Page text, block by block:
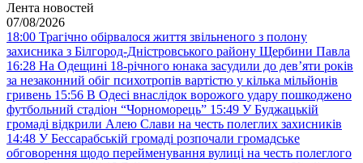
Лента новостей
07/08/2026
18:00 Трагічно обірвалося життя звільненого з полону
захисника з Білгород-Дністровського району Щербини Павла
16:28 На Одещині 18-річного юнака засудили до дев’яти років
за незаконний обіг психотропів вартістю у кілька мільйонів
гривень 15:56 В Одесі внаслідок ворожого удару пошкоджено
футбольний стадіон “Чорноморець” 15:49 У Буджацькій
громаді відкрили Алею Слави на честь полеглих захисників
14:48 У Бессарабській громаді розпочали громадське
обговорення щодо перейменування вулиці на честь полеглого